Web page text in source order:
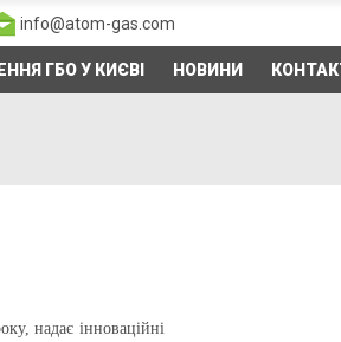
info@atom-gas.com
ГБО У КИЄВІ НОВИНИ
надає інноваційні